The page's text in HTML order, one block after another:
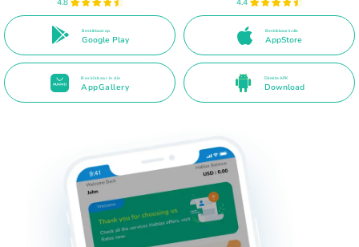
4.8
Beskikbaar op
Google Play
4.4
Beskikbaar in die
AppStore
Beskikbaar in die
AppGallery
Direkte APK
Download